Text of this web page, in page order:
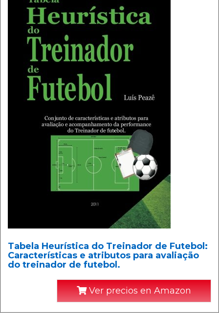
Tabela Heurística do Treinador de Futebol:
Características e atributos para avaliação
do treinador de futebol.
Ver precios en Amazon